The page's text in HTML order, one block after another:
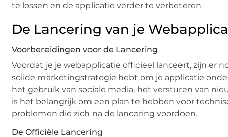
te lossen en de applicatie verder te verbeteren.
De Lancering van je
Voorbereidingen voor de Lancering
Voordat je je webapplicatie officieel lanceert, zijn er
solide marketingstrategie hebt om je applicatie
het gebruik van sociale media, het versturen van
is het belangrijk om een plan te hebben voor
problemen die zich na de lancering voordoen.
De Officiële Lancering